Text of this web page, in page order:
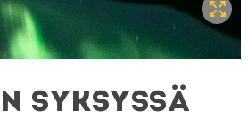
syksyssä